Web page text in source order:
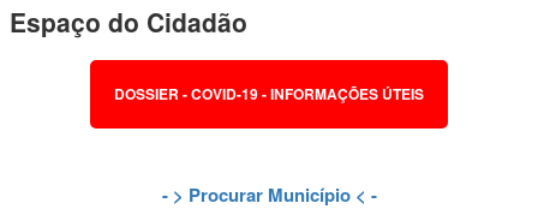
Espaço do Cidadão
DOSSIER - COVID-19 - INFORMAÇÕES ÚTEIS
- > Procurar Município< -